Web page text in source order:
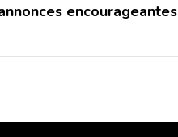
encourageantes